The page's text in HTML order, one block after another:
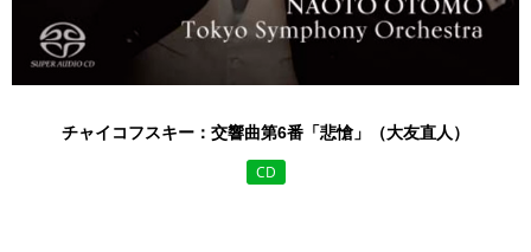
チャイコフスキー：交響曲第6番「悲愴」（大友直人）
CD